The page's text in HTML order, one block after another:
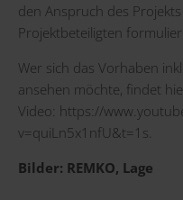
den Anspruch des
Projektbeteiligten
Wer sich das Vorhaben
ansehen möchte, findet
Video: https://
v=quiLn5x1nfU&t=1s.
Bilder: REMKO, Lage